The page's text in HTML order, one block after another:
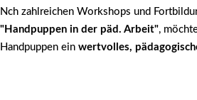
Nch zahlreichen Workshops und
"Handpuppen in der päd. Arbeit",
Handpuppen ein wertvolles,